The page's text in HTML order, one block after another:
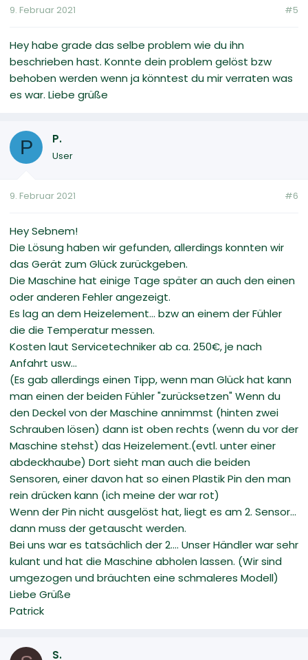
9. Februar 2021 #5
Hey habe grade das selbe problem wie du ihn
beschrieben hast. Konnte dein problem gelöst bzw
behoben werden wenn ja könntest du mir verraten was
es war. Liebe grüße
P P.
User
9. Februar 2021 #6
Hey Sebnem!
Die Lösung haben wir gefunden, allerdings konnten wir
das Gerät zum Glück zurückgeben.
Die Maschine hat einige Tage später an auch den einen
oder anderen Fehler angezeigt.
Es lag an dem Heizelement... bzw an einem der Fühler
die die Temperatur messen.
Kosten laut Servicetechniker ab ca. 250€, je nach
Anfahrt usw...
(Es gab allerdings einen Tipp, wenn man Glück hat kann
man einen der beiden Fühler "zurücksetzen" Wenn du
den Deckel von der Maschine annimmst (hinten zwei
Schrauben lösen) dann ist oben rechts (wenn du vor der
Maschine stehst) das Heizelement.(evtl. unter einer
abdeckhaube) Dort sieht man auch die beiden
Sensoren, einer davon hat so einen Plastik Pin den man
rein drücken kann (ich meine der war rot)
Wenn der Pin nicht ausgelöst hat, liegt es am 2. Sensor...
dann muss der getauscht werden.
Bei uns war es tatsächlich der 2.... Unser Händler war sehr
kulant und hat die Maschine abholen lassen. (Wir sind
umgezogen und bräuchten eine schmaleres Modell)
Liebe Grüße
Patrick
S.